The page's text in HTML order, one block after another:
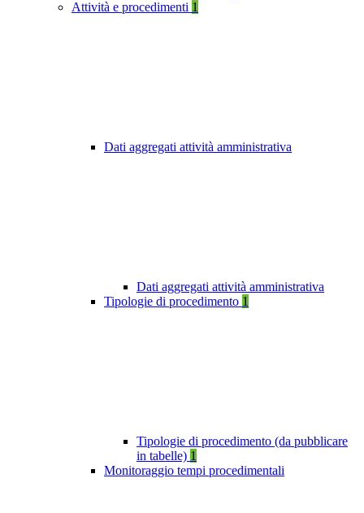
Attività e procedimenti 1
Dati aggregati attività amministrativa
Dati aggregati attività amministrativa
Tipologie di procedimento 1
Tipologie di procedimento (da pubblicare
in tabelle) 1
Monitoraggio tempi procedimentali